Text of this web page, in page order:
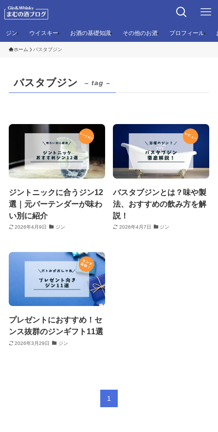
ジン ウイスキー お酒の基礎知識 その他のお酒 プロフィール
ホーム バスタブジン
バスタブジン – tag –
ジントニックに合うジン12
選｜元バーテンダーが味わ
い別に紹介
2026年4月9日 ジン
バスタブジンとは？味や製
法、おすすめの飲み方を解
説！
2026年4月7日 ジン
プレゼントにおすすめ！セ
ンス抜群のジンギフト11選
2026年3月29日 ジン
1